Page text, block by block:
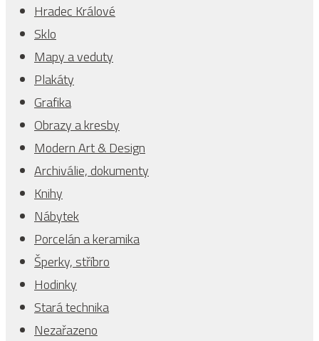
Hradec Králové
Sklo
Mapy a veduty
Plakáty
Grafika
Obrazy a kresby
Modern Art & Design
Archiválie, dokumenty
Knihy
Nábytek
Porcelán a keramika
Šperky, stříbro
Hodinky
Stará technika
Nezařazeno